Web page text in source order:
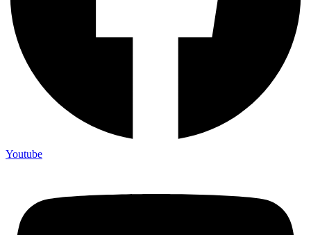
Youtube